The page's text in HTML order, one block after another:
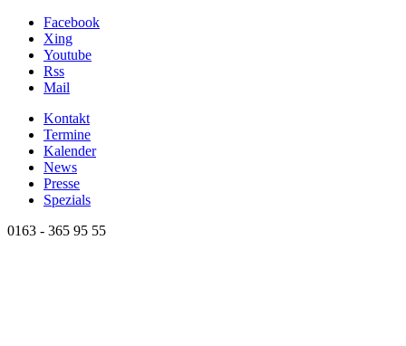
Facebook
Xing
Youtube
Rss
Mail
Kontakt
Termine
Kalender
News
Presse
Spezials
0163 - 365 95 55